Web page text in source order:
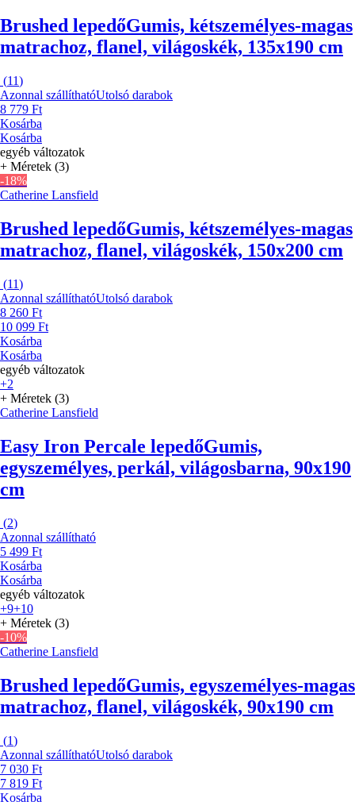
Brushed lepedőGumis, kétszemélyes-magas
matrachoz, flanel, világoskék, 135x190 cm
(11)
Azonnal szállíthatóUtolsó darabok
8 779 Ft
Kosárba
Kosárba
egyéb változatok
+ Méretek (3)
-18%
Catherine Lansfield
Brushed lepedőGumis, kétszemélyes-magas
matrachoz, flanel, világoskék, 150x200 cm
(11)
Azonnal szállíthatóUtolsó darabok
8 260 Ft
10 099 Ft
Kosárba
Kosárba
egyéb változatok
+2
+ Méretek (3)
Catherine Lansfield
Easy Iron Percale lepedőGumis,
egyszemélyes, perkál, világosbarna, 90x190
cm
(2)
Azonnal szállítható
5 499 Ft
Kosárba
Kosárba
egyéb változatok
+9+10
+ Méretek (3)
-10%
Catherine Lansfield
Brushed lepedőGumis, egyszemélyes-magas
matrachoz, flanel, világoskék, 90x190 cm
(1)
Azonnal szállíthatóUtolsó darabok
7 030 Ft
7 819 Ft
Kosárba